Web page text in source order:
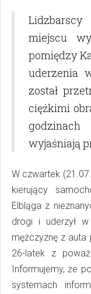
miejscu
pomiędzy
uderzenia
został
ciężkimi
wyjaśniają
W czwartek
kierujący
Elbląga z
drogi i uderzył
mężczyznę z auta
26-latek z
Informujemy, że
systemach